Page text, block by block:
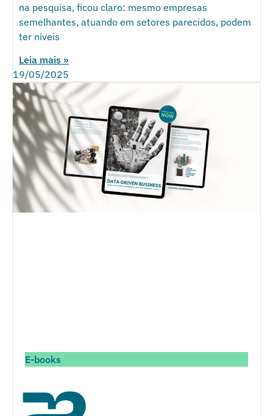
na pesquisa, ficou claro: mesmo empresas
semelhantes, atuando em setores parecidos, podem
ter níveis
Leia mais »
19/05/2025
E-books